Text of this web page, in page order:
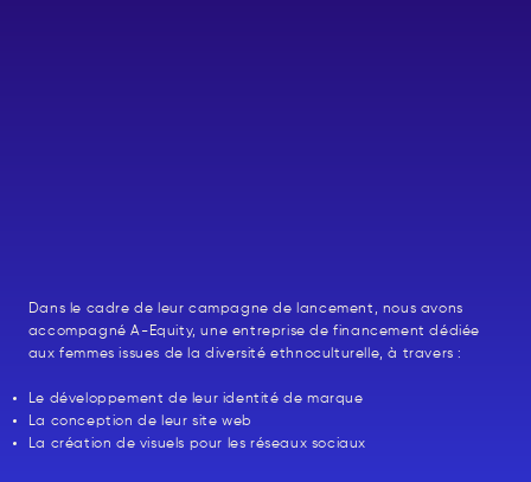
Dans le cadre de leur campagne de lancement, nous avons
accompagné A-Equity, une entreprise de financement dédiée
aux femmes issues de la diversité ethnoculturelle, à travers :
Le développement de leur identité de marque
La conception de leur site web
La création de visuels pour les réseaux sociaux